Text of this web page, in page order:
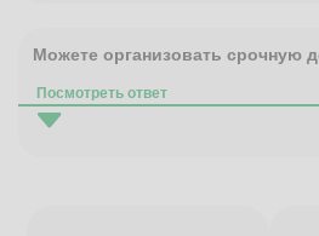
Можете организовать срочную
Посмотреть ответ